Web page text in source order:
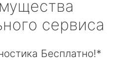
сервиса
Бесплатно!*